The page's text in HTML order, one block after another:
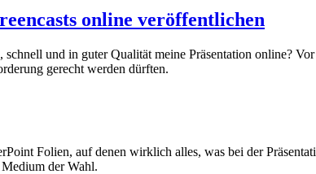
online veröffentlichen
und in guter Qualität meine Präsentation online?
gerecht werden dürften.
Folien, auf denen wirklich alles, was bei der
Medium der Wahl.